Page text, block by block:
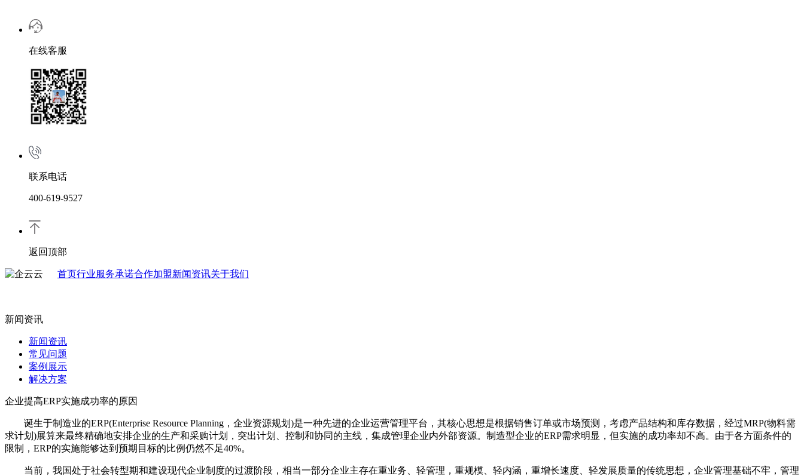
在线客服
联系电话
400-619-9527
返回顶部
首页行业服务承诺合作加盟新闻资讯关于我们
新闻资讯
新闻资讯
常见问题
案例展示
解决方案
企业提高ERP实施成功率的原因
诞生于制造业的ERP(Enterprise Resource Planning，企业资源规划)是一种先进的企业运营管理平台，其核心思想是根据销售订单或市场预测，考虑产品结构和库存数据，经过MRP(物料需
求计划)展算来最终精确地安排企业的生产和采购计划，突出计划、控制和协同的主线，集成管理企业内外部资源。制造型企业的ERP需求明显，但实施的成功率却不高。由于各方面条件的
限制，ERP的实施能够达到预期目标的比例仍然不足40%。
当前，我国处于社会转型期和建设现代企业制度的过渡阶段，相当一部分企业主存在重业务、轻管理，重规模、轻内涵，重增长速度、轻发展质量的传统思想，企业管理基础不牢，管理